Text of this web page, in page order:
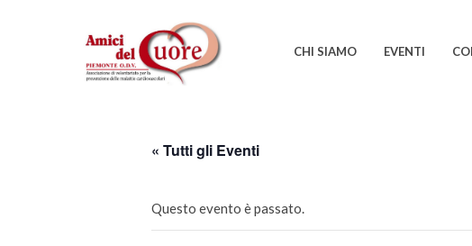
CHI SIAMO EVENTI
« Tutti gli Eventi
Questo evento è passato.